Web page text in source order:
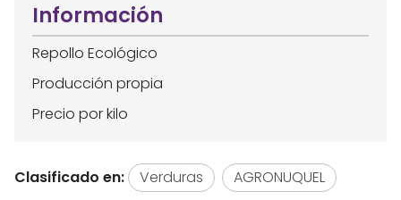
Información
Repollo Ecológico
Producción propia
Precio por kilo
Clasificado en: Verduras AGRONUQUEL